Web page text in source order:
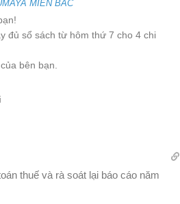
MIẾN BẮC
đủ sổ sách từ hôm thứ 7 cho 4 chi
bên bạn.
thuế và rà soát lại báo cáo năm